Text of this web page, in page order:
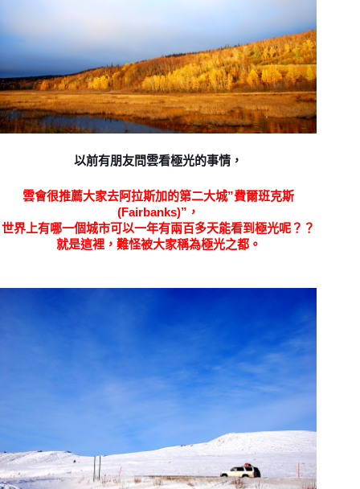
以前有朋友問雲看極光的事情，
雲會很推薦大家去阿拉斯加的第二大城”費爾班克斯
(Fairbanks)”，
世界上有哪一個城市可以一年有兩百多天能看到極光呢？？
就是這裡，難怪被大家稱為極光之都。